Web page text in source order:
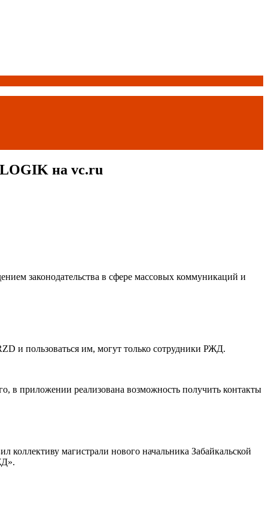
на vc.ru
законодательства в сфере массовых коммуникаций и
и пользоваться им, могут только сотрудники РЖД.
в приложении реализована возможность получить контакты
магистрали нового начальника Забайкальской